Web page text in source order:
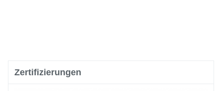
Zertifizierungen